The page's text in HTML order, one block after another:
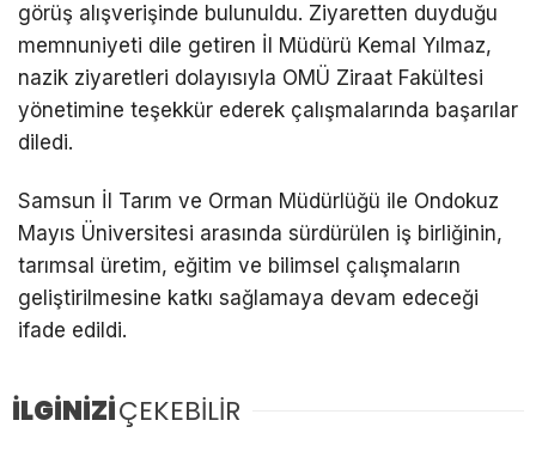
görüş alışverişinde bulunuldu. Ziyaretten duyduğu
memnuniyeti dile getiren İl Müdürü Kemal Yılmaz,
nazik ziyaretleri dolayısıyla OMÜ Ziraat Fakültesi
yönetimine teşekkür ederek çalışmalarında başarılar
diledi.
Samsun İl Tarım ve Orman Müdürlüğü ile Ondokuz
Mayıs Üniversitesi arasında sürdürülen iş birliğinin,
tarımsal üretim, eğitim ve bilimsel çalışmaların
geliştirilmesine katkı sağlamaya devam edeceği
ifade edildi.
İLGİNİZİÇEKEBİLİR